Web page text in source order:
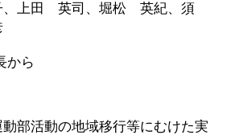
上田 英司、堀松 英紀、須
から
動部活動の地域移行等にむけた実